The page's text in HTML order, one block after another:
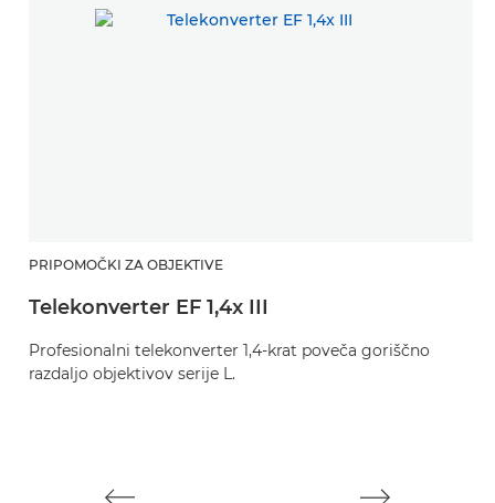
PRIPOMOČKI ZA OBJEKTIVE
Telekonverter EF 1,4x III
Profesionalni telekonverter 1,4-krat poveča goriščno
razdaljo objektivov serije L.